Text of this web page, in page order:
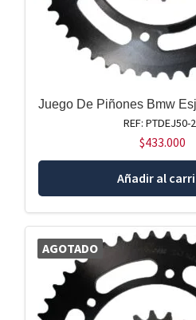
Juego De Piñones Bmw
REF: PTDEJ50-
$433.000
Añadir al
AGOTADO